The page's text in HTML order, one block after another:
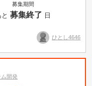
募集期間
と募集終了 日
ひとし4646
開発